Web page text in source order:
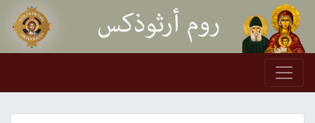
Skip to content
Main Navigation